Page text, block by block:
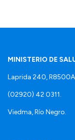
MINISTERIO DE
Laprida 240,
(02920) 42 0311.
Viedma, Río Negro.